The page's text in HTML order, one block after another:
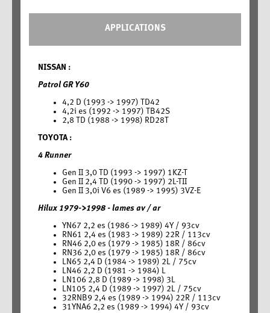
APPLICATIONS
NISSAN :
Patrol GR Y60
4,2 D (1993 -> 1997) TD42
4,2i es (1992 -> 1997) TB42S
2,8 TD (1988 -> 1998) RD28T
TOYOTA :
4 Runner
Gen II 3,0 TD (1993 -> 1997) 1KZ-T
Gen II 2,4 TD (1990 -> 1997) 2L-TII
Gen II 3,0i V6 es (1989 -> 1995) 3VZ-E
Hilux 1979->1998 - lames av / ar
YN67 2,2 es (1986 -> 1989) 4Y / 93cv
RN61 2,4 es (1983 -> 1989) 22R / 113cv
RN46 2,0 es (1979 -> 1985) 18R / 86cv
RN36 2,0 es (1979 -> 1985) 18R / 86cv
LN65 2,4 D (1984 -> 1989) 2L / 75cv
LN46 2,2 D (1981 -> 1984) L
LN106 2,8 D (1989 -> 1998) 3L
LN105 2,4 D (1989 -> 1997) 2L / 75cv
32RNB9 2,4 es (1989 -> 1994) 22R / 113cv
31YNA6 2,2 es (1989 -> 1994) 4Y / 93cv